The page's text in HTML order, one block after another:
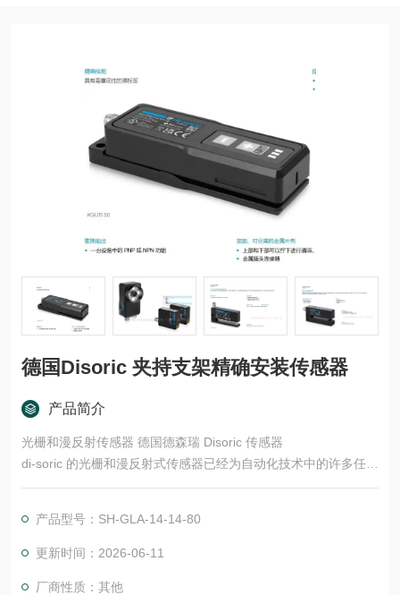
德国Disoric 夹持支架精确安装传感器
产品简介
光栅和漫反射传感器 德国德森瑞 Disoric 传感器
di-soric 的光栅和漫反射式传感器已经为自动化技术中的许多任务
领域开发了多种型号和功能原理。这些产品适用于快速、安全的
器.LHT 41 M 0.2 G3-T3德国德森瑞 DISORIC传感器Disoric德国
Disoric 夹持支架精确安装传感器
产品型号：SH-GLA-14-14-80
更新时间：2026-06-11
厂商性质：其他